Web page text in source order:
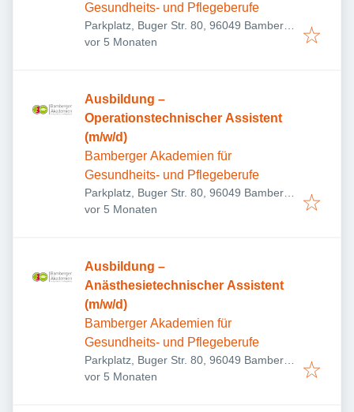
Gesundheits- und Pflegeberufe
Parkplatz, Buger Str. 80, 96049 Bamberg,
Deutschland
Veröffentlicht:
vor 5 Monaten
Ausbildung –
Operationstechnischer Assistent
(m/w/d)
Bamberger Akademien für
Gesundheits- und Pflegeberufe
Parkplatz, Buger Str. 80, 96049 Bamberg,
Deutschland
Veröffentlicht:
vor 5 Monaten
Ausbildung –
Anästhesietechnischer Assistent
(m/w/d)
Bamberger Akademien für
Gesundheits- und Pflegeberufe
Parkplatz, Buger Str. 80, 96049 Bamberg,
Deutschland
Veröffentlicht:
vor 5 Monaten